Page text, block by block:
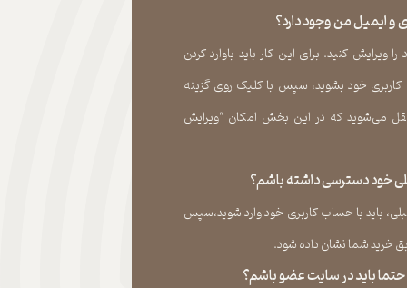
ایمیل من وجود دارد؟
کنید. برای این کار باید باوارد کردن
خود بشوید، سپس با کلیک روی گزینه
می‏‌شوید که در این بخش امکان “ویرایش
خود دسترسی داشته باشم؟
باید با حساب کاربری خود وارد شوید،سپس
خرید شما نشان داده ‏شود.​​​​​​​
حتما باید در سایت عضو باشم؟